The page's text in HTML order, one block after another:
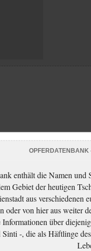
OPFERDATENBANK
enthält die Namen und
Gebiet der heutigen
aus verschiedenen
oder von hier aus weiter
Informationen über
-, die als Häftlinge